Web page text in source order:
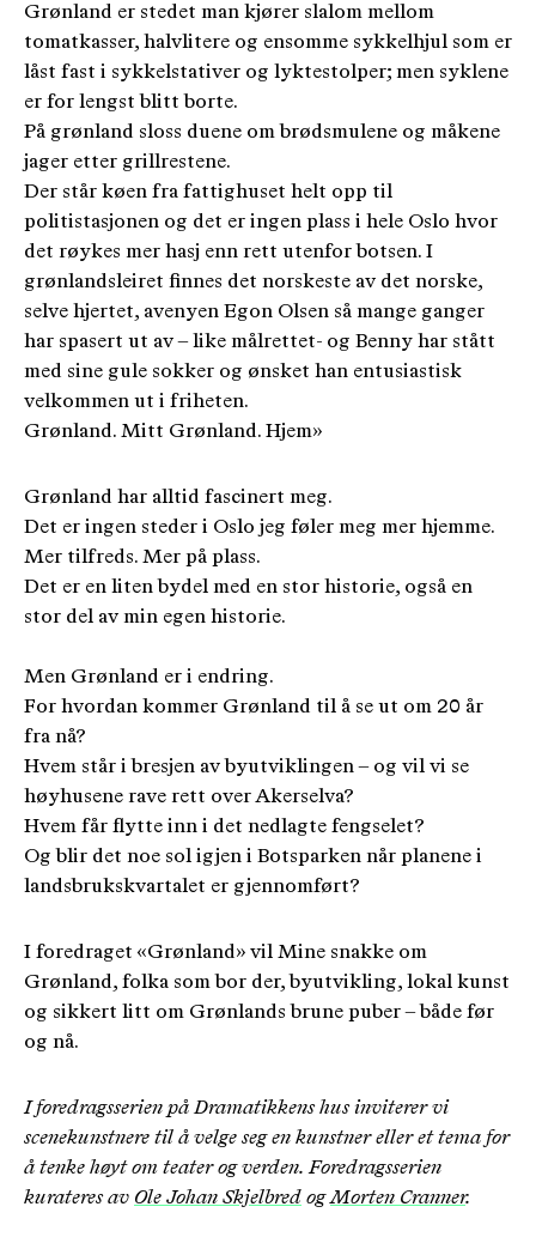
Grønland er stedet man kjører slalom mellom
tomatkasser, halvlitere og ensomme sykkelhjul som er
låst fast i sykkelstativer og lyktestolper; men syklene
er for lengst blitt borte.
På grønland sloss duene om brødsmulene og måkene
jager etter grillrestene.
Der står køen fra fattighuset helt opp til
politistasjonen og det er ingen plass i hele Oslo hvor
det røykes mer hasj enn rett utenfor botsen. I
grønlandsleiret finnes det norskeste av det norske,
selve hjertet, avenyen Egon Olsen så mange ganger
har spasert ut av – like målrettet- og Benny har stått
med sine gule sokker og ønsket han entusiastisk
velkommen ut i friheten.
Grønland. Mitt Grønland. Hjem»
Grønland har alltid fascinert meg.
Det er ingen steder i Oslo jeg føler meg mer hjemme.
Mer tilfreds. Mer på plass.
Det er en liten bydel med en stor historie, også en
stor del av min egen historie.
Men Grønland er i endring.
For hvordan kommer Grønland til å se ut om 20 år
fra nå?
Hvem står i bresjen av byutviklingen – og vil vi se
høyhusene rave rett over Akerselva?
Hvem får flytte inn i det nedlagte fengselet?
Og blir det noe sol igjen i Botsparken når planene i
landsbrukskvartalet er gjennomført?
I foredraget «Grønland» vil Mine snakke om
Grønland, folka som bor der, byutvikling, lokal kunst
og sikkert litt om Grønlands brune puber – både før
og nå.
I foredragsserien på Dramatikkens hus inviterer vi
scenekunstnere til å velge seg en kunstner eller et tema for
å tenke høyt om teater og verden. Foredragsserien
kurateres av Ole Johan Skjelbred ogMorten Cranner.